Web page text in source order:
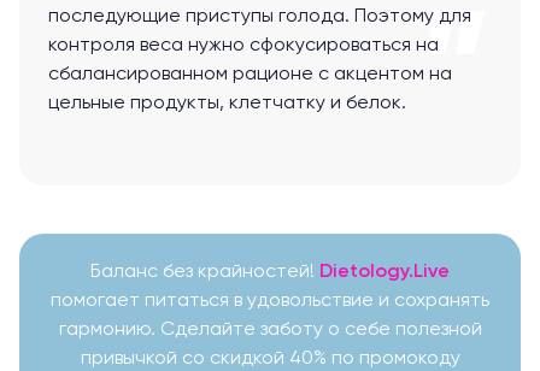
последующие приступы голода. Поэтому для
контроля веса нужно сфокусироваться на
сбалансированном рационе с акцентом на
цельные продукты, клетчатку и белок.
Баланс без крайностей! Dietology.Live
помогает питаться в удовольствие и сохранять
гармонию. Сделайте заботу о себе полезной
привычкой со скидкой 40% по промокоду